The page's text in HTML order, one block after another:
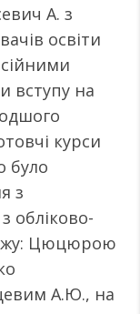
А. з
освіти
вступу на
курси
було
з
обліково-
Цюцюрою
А.Ю., на